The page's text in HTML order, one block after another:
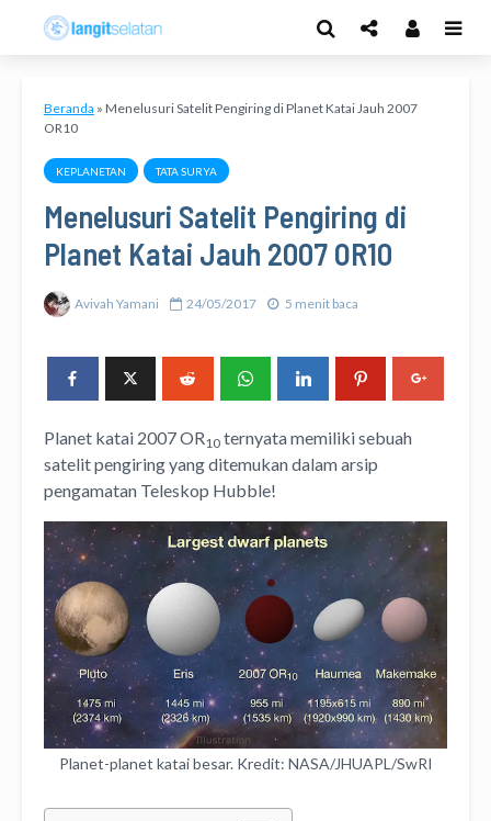
Beranda » Menelusuri Satelit Pengiring di Planet Katai Jauh 2007
OR10
KEPLANETAN TATA SURYA
Menelusuri Satelit Pengiring di
Planet Katai Jauh 2007 OR10
Avivah Yamani 24/05/2017 5 menit baca
Planet katai 2007 OR10 ternyata memiliki sebuah
satelit pengiring yang ditemukan dalam arsip
pengamatan Teleskop Hubble!
Planet-planet katai besar. Kredit: NASA/JHUAPL/SwRI